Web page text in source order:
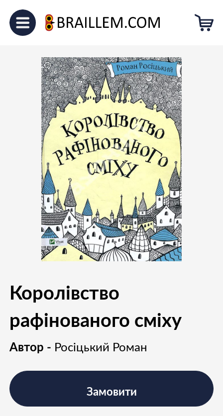
Головна
Для підлітків
Королівство рафінованого сміху
Королівство
рафінованого сміху
Автор - Росіцький Роман
Замовити